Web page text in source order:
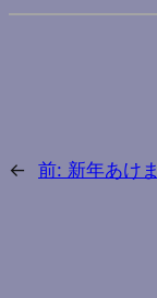
← 前: 新年あけ